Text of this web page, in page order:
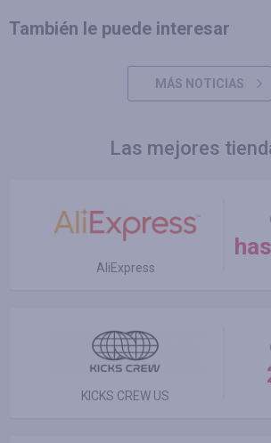
También le puede interesar
MÁS NOTICIAS
Las mejores
AliExpress
KICKS CREW US